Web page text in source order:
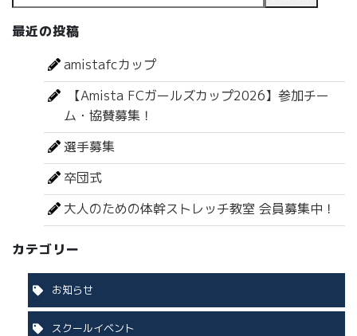
最近の投稿
amistafcカップ
【Amista FCガールズカップ2026】参加チー
ム・協賛募集！
選手募集
卒団式
大人のための体幹ストレッチ教室 会員募集中！
カテゴリー
お知らせ
スクールイベント